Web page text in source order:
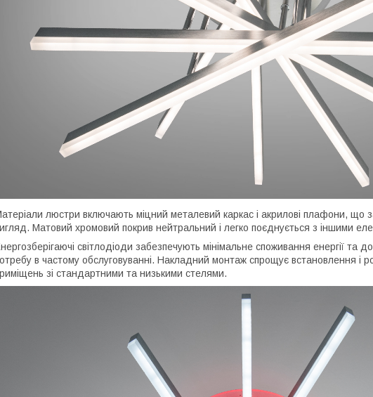
люстри включають міцний металевий каркас і акрилові плафони, що
Матовий хромовий покрив нейтральний і легко поєднується з іншими
світлодіоди забезпечують мінімальне споживання енергії та
в частому обслуговуванні. Накладний монтаж спрощує встановлення і
зі стандартними та низькими стелями.